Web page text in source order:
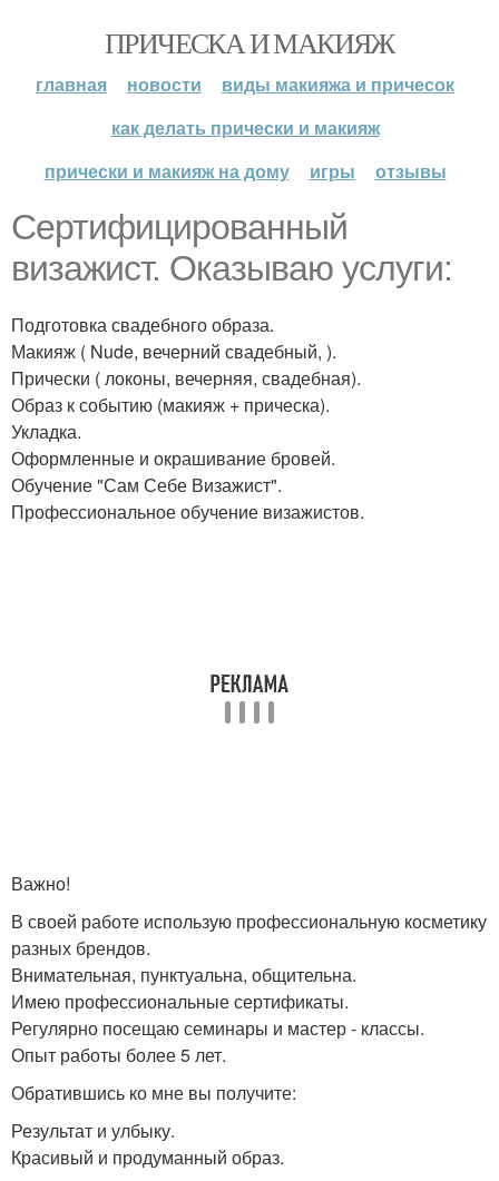
ПРИЧЕСКА И МАКИЯЖ
главная новости
виды макияжа и причесок
как делать прически и макияж
прически и макияж на дому
игры отзывы
Сертифицированный
визажист. Оказываю услуги:
Подготовка свадебного образа.
Макияж ( Nude, вечерний свадебный, ).
Прически ( локоны, вечерняя, свадебная).
Образ к событию (макияж + прическа).
Укладка.
Оформленные и окрашивание бровей.
Обучение "Сам Себе Визажист".
Профессиональное обучение визажистов.
Важно!
В своей работе использую профессиональную косметику
разных брендов.
Внимательная, пунктуальна, общительна.
Имею профессиональные сертификаты.
Регулярно посещаю семинары и мастер - классы.
Опыт работы более 5 лет.
Обратившись ко мне вы получите:
Результат и улбыку.
Красивый и продуманный образ.